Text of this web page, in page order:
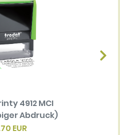
4912 MCI
Abdruck)
EUR